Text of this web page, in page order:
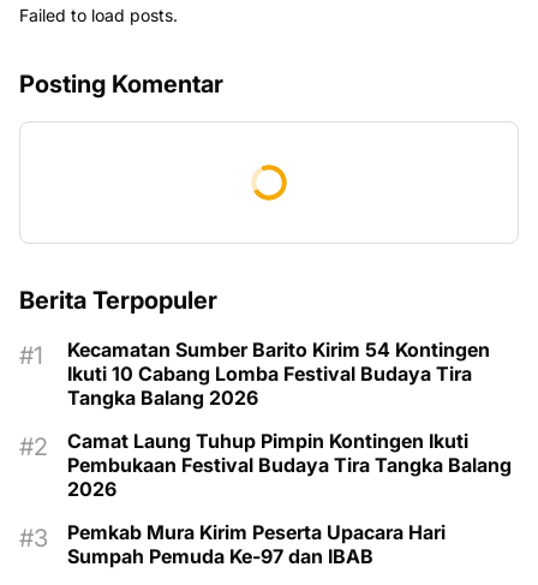
Failed to load posts.
Posting Komentar
Berita Terpopuler
Kecamatan Sumber Barito Kirim 54 Kontingen
Ikuti 10 Cabang Lomba Festival Budaya Tira
Tangka Balang 2026
Camat Laung Tuhup Pimpin Kontingen Ikuti
Pembukaan Festival Budaya Tira Tangka Balang
2026
Pemkab Mura Kirim Peserta Upacara Hari
Sumpah Pemuda Ke-97 dan IBAB